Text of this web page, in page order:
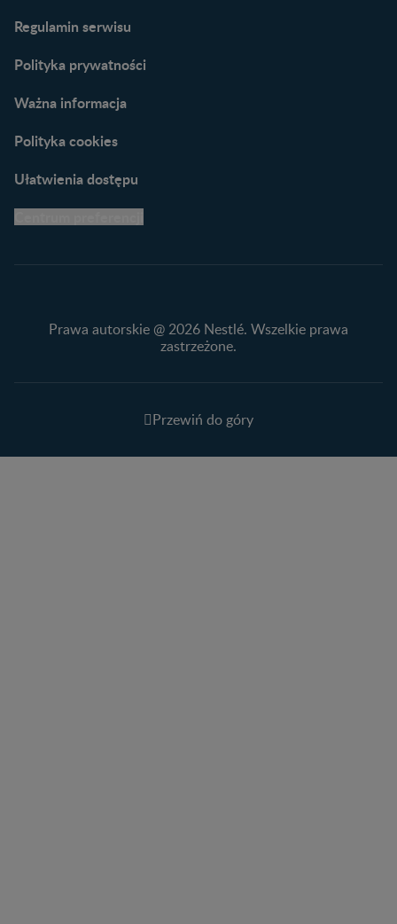
praktyczne wskazówki
Regulamin serwisu
Polityka prywatności
Ważna informacja
Polityka cookies
Ułatwienia dostępu
Prawa autorskie @ 2026 Nestlé. Wszelkie prawa
zastrzeżone.
Przewiń do góry